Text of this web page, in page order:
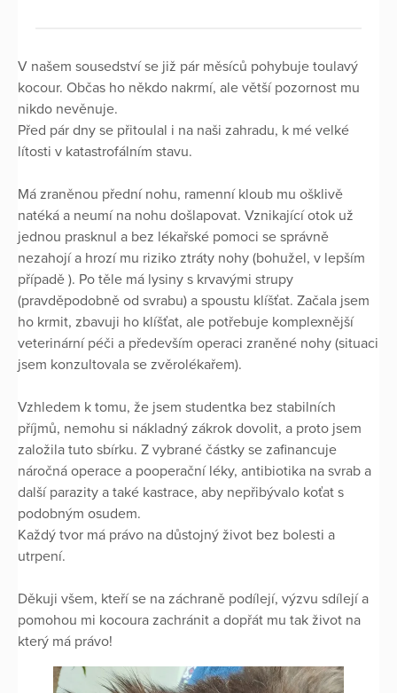
V našem sousedství se již pár měsíců pohybuje toulavý
kocour. Občas ho někdo nakrmí, ale větší pozornost mu
nikdo nevěnuje.
Před pár dny se přitoulal i na naši zahradu, k mé velké
lítosti v katastrofálním stavu.
Má zraněnou přední nohu, ramenní kloub mu ošklivě
natéká a neumí na nohu došlapovat. Vznikající otok už
jednou prasknul a bez lékařské pomoci se správně
nezahojí a hrozí mu riziko ztráty nohy (bohužel, v lepším
případě ). Po těle má lysiny s krvavými strupy
(pravděpodobně od svrabu) a spoustu klíšťat. Začala jsem
ho krmit, zbavuji ho klíšťat, ale potřebuje komplexnější
veterinární péči a především operaci zraněné nohy (situaci
jsem konzultovala se zvěrolékařem).
Vzhledem k tomu, že jsem studentka bez stabilních
příjmů, nemohu si nákladný zákrok dovolit, a proto jsem
založila tuto sbírku. Z vybrané částky se zafinancuje
náročná operace a pooperační léky, antibiotika na svrab a
další parazity a také kastrace, aby nepřibývalo koťat s
podobným osudem.
Každý tvor má právo na důstojný život bez bolesti a
utrpení.
Děkuji všem, kteří se na záchraně podílejí, výzvu sdílejí a
pomohou mi kocoura zachránit a dopřát mu tak život na
který má právo!